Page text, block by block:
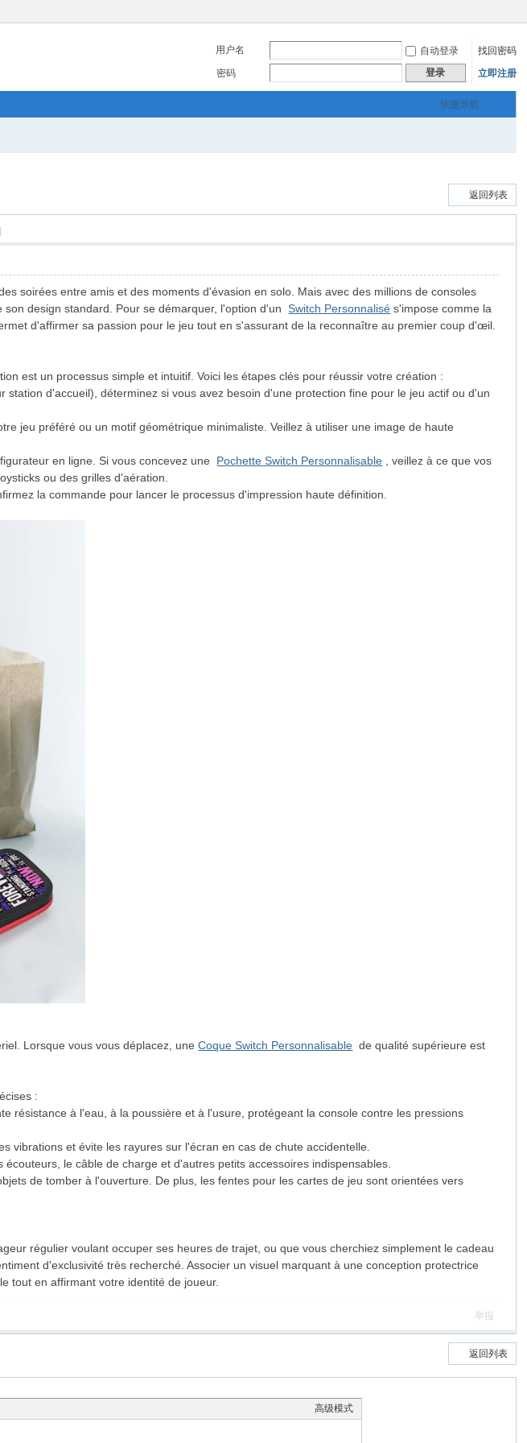
用户名 自动登录
找回密码
密码
登录 立即注册
快捷导航
返回列表
soirées entre amis et des moments d'évasion en solo. Mais avec des millions de consoles
son design standard. Pour se démarquer, l'option d'unSwitch Personnalisé s'impose comme la
d'affirmer sa passion pour le jeu tout en s'assurant de la reconnaître au premier coup d'œil.
est un processus simple et intuitif. Voici les étapes clés pour réussir votre création :
d'accueil), déterminez si vous avez besoin d'une protection fine pour le jeu actif ou d'un
jeu préféré ou un motif géométrique minimaliste. Veillez à utiliser une image de haute
en ligne. Si vous concevez une Pochette Switch Personnalisable , veillez à ce que vos
ou des grilles d'aération.
la commande pour lancer le processus d'impression haute définition.
Lorsque vous vous déplacez, uneCoque Switch Personnalisable de qualité supérieure est
:
résistance à l'eau, à la poussière et à l'usure, protégeant la console contre les pressions
vibrations et évite les rayures sur l'écran en cas de chute accidentelle.
le câble de charge et d'autres petits accessoires indispensables.
de tomber à l'ouverture. De plus, les fentes pour les cartes de jeu sont orientées vers
régulier voulant occuper ses heures de trajet, ou que vous cherchiez simplement le cadeau
d'exclusivité très recherché. Associer un visuel marquant à une conception protectrice
tout en affirmant votre identité de joueur.
举报
返回列表
高级模式